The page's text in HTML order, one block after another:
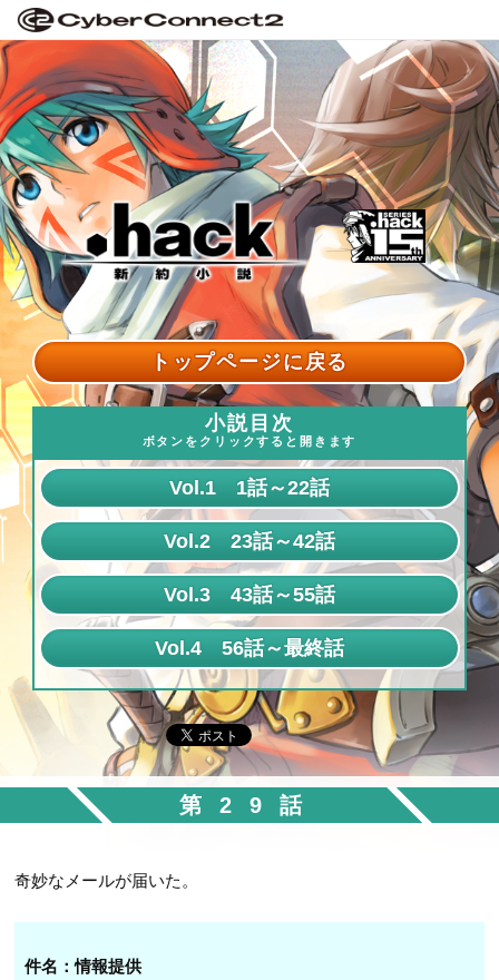
トップページに戻る
小説目次
ボタンをクリックすると開きます
Vol.1 1話～22話
第1話
第2話
第3話
第4話
第5話
第6話
第7話
第8話
Vol.2 23話～42話
第23話
第24話
第25話
第26話
第27話
第28話
第29話
Vol.3 43話～55話
第43話
第44話
第45話
第46話
第47話
第50話
Vol.4 56話～最終話
第56話
第57話
第58話
第59話
第29話
奇妙なメールが届いた。
件名：情報提供